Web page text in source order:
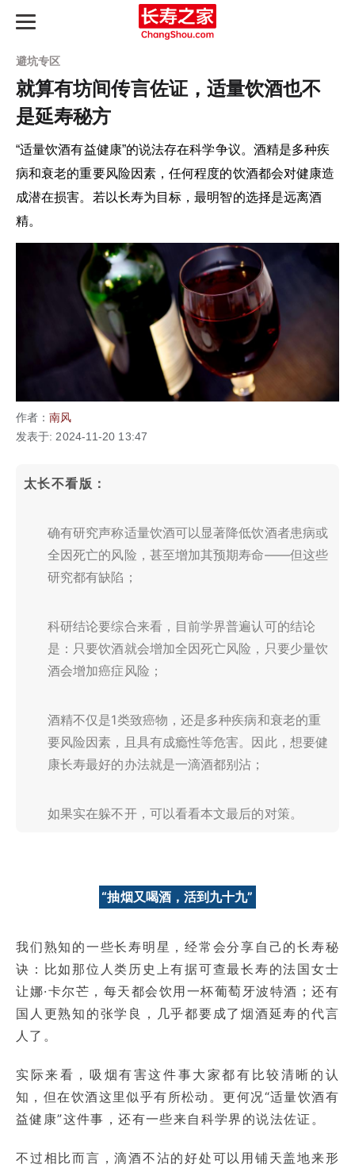
最新动态
长寿指南
知识图谱
产品评测
延寿天梯榜
避坑专区
就算有坊间传言佐证，适量饮酒也不
是延寿秘方
“适量饮酒有益健康”的说法存在科学争议。酒精是多种疾
病和衰老的重要风险因素，任何程度的饮酒都会对健康造
成潜在损害。若以长寿为目标，最明智的选择是远离酒
精。
作者：南风
发表于: 2024-11-20 13:47
太长不看版：
确有研究声称适量饮酒可以显著降低饮酒者患病或
全因死亡的风险，甚至增加其预期寿命——但这些
研究都有缺陷；
科研结论要综合来看，目前学界普遍认可的结论
是：只要饮酒就会增加全因死亡风险，只要少量饮
酒会增加癌症风险；
酒精不仅是1类致癌物，还是多种疾病和衰老的重
要风险因素，且具有成瘾性等危害。因此，想要健
康长寿最好的办法就是一滴酒都别沾；
如果实在躲不开，可以看看本文最后的对策。
“抽烟又喝酒，活到九十九”
我们熟知的一些长寿明星，经常会分享自己的长寿秘
诀：比如那位人类历史上有据可查最长寿的法国女士
让娜·卡尔芒，每天都会饮用一杯葡萄牙波特酒；还有
国人更熟知的张学良，几乎都要成了烟酒延寿的代言
人了。
实际来看，吸烟有害这件事大家都有比较清晰的认
知，但在饮酒这里似乎有所松动。更何况“适量饮酒有
益健康”这件事，还有一些来自科学界的说法佐证。
不过相比而言，滴酒不沾的好处可以用铺天盖地来形